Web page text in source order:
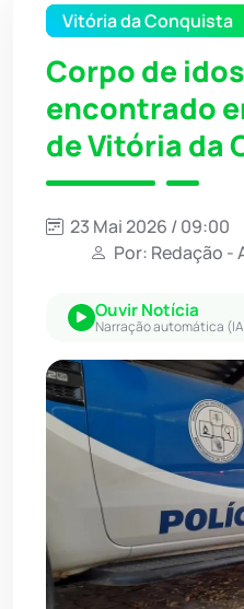
Vitória da Conquista
Corpo de
encontrado
de Vitória da
23 Mai 2026 / 09:00
Por: Redação -
Ouvir Notícia
Narração automática